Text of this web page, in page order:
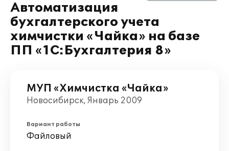
Автоматизация
бухгалтерского учета
химчистки «Чайка» на базе
ПП «1С:Бухгалтерия 8»
МУП «Химчистка «Чайка»
Новосибирск, Январь 2009
Вариант работы
Файловый